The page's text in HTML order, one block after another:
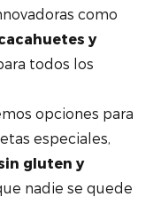
como
y
todos los
opciones para
especiales,
gluten y
nadie se quede